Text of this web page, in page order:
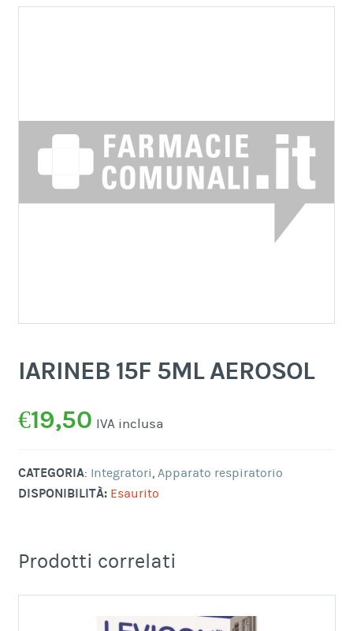
IARINEB 15F 5ML AEROSOL
€19,50 IVA inclusa
CATEGORIA: Integratori, Apparato respiratorio
DISPONIBILITÀ: Esaurito
Prodotti correlati